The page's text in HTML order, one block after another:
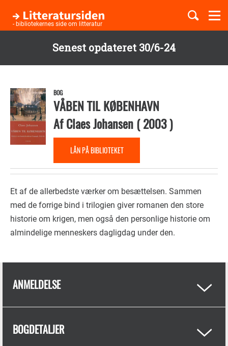
Senest opdateret 30/6-24
hovedindhold
- bibliotekernes side om litteratur
Børnebøger
Temaer
BOG
VÅBEN TIL KØBENHAVN
AfClaes Johansen(2003)
LÅN PÅ BIBLIOTEKET
Et af de allerbedste værker om besættelsen. Sammen
med de forrige bind i trilogien giver romanen den store
historie om krigen, men også den personlige historie om
almindelige menneskers dagligdag under den.
ANMELDELSE
BOGDETALJER